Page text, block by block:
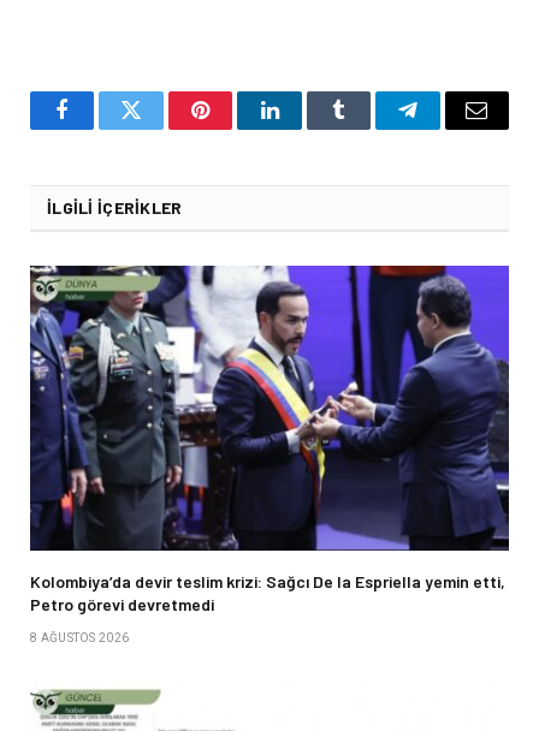
FacebookTwitter PinterestLinkedInTumblr TelegramEmail
İLGILI İÇERIKLER
Kolombiya’da devir teslim krizi: Sağcı De la Espriella yemin etti,
Petro görevi devretmedi
8 AĞUSTOS 2026